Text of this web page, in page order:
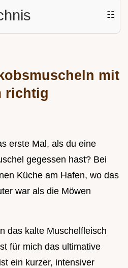
☷
mit
richtig
erste Mal, als du eine
gegessen hast? Bei
Küche am Hafen, wo das
war als die Möwen
das kalte Muschelfleisch
für mich das ultimative
ein kurzer, intensiver